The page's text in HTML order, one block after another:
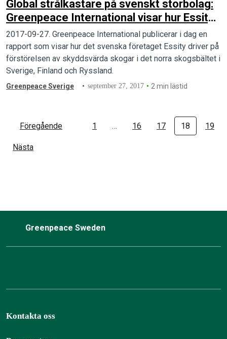
Global strålkastare på svenskt storbolag:
Greenpeace International visar hur Essity
exporterar skogsskövling
2017-09-27. Greenpeace International publicerar i dag en
rapport som visar hur det svenska företaget Essity driver på
förstörelsen av skyddsvärda skogar i det norra skogsbältet i
Sverige, Finland och Ryssland.
Greenpeace Sverige september 27, 2017 2 min lästid
Föregående 1 … 16 17 18 19
Nästa
Greenpeace Sweden
Kontakta oss